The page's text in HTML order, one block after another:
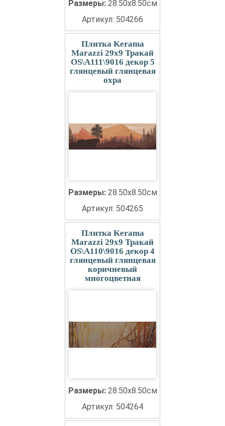
Размеры: 28.50x8.50см
Артикул: 504266
Плитка Kerama
Marazzi 29x9 Тракай
OS\A111\9016 декор 5
глянцевый глянцевая
охра
Размеры: 28.50x8.50см
Артикул: 504265
Плитка Kerama
Marazzi 29x9 Тракай
OS\A110\9016 декор 4
глянцевый глянцевая
коричневый
многоцветная
Размеры: 28.50x8.50см
Артикул: 504264